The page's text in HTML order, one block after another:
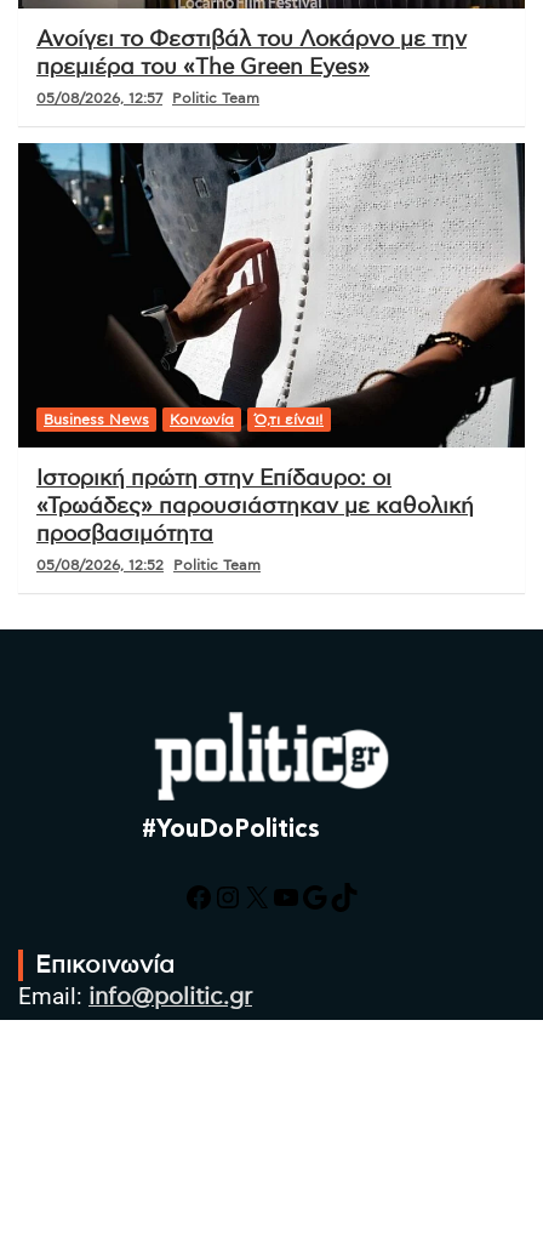
Ανοίγει το Φεστιβάλ του Λοκάρνο με την
πρεμιέρα του «The Green Eyes»
05/08/2026, 12:57 Politic Team
Business News Κοινωνία Ό,τι είναι!
Ιστορική πρώτη στην Επίδαυρο: οι
«Τρωάδες» παρουσιάστηκαν με καθολική
προσβασιμότητα
05/08/2026, 12:52 Politic Team
#YouDoPolitics
Facebook
Instagram
X YouTube
Google
TikTok
Επικοινωνία
Email: info@politic.gr
Τηλ: